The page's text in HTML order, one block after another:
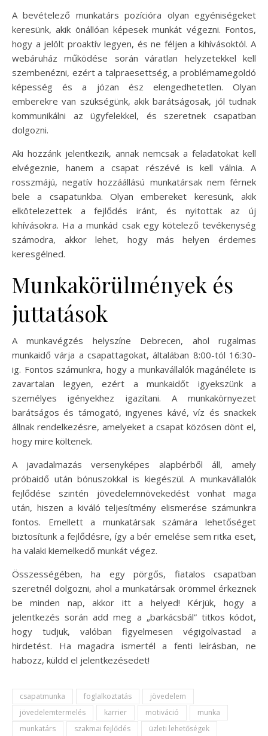
A bevételező munkatárs pozícióra olyan egyéniségeket
keresünk, akik önállóan képesek munkát végezni. Fontos,
hogy a jelölt proaktív legyen, és ne féljen a kihívásoktól. A
webáruház működése során váratlan helyzetekkel kell
szembenézni, ezért a talpraesettség, a problémamegoldó
képesség és a józan ész elengedhetetlen. Olyan
emberekre van szükségünk, akik barátságosak, jól tudnak
kommunikálni az ügyfelekkel, és szeretnek csapatban
dolgozni.
Aki hozzánk jelentkezik, annak nemcsak a feladatokat kell
elvégeznie, hanem a csapat részévé is kell válnia. A
rosszmájú, negatív hozzáállású munkatársak nem férnek
bele a csapatunkba. Olyan embereket keresünk, akik
elkötelezettek a fejlődés iránt, és nyitottak az új
kihívásokra. Ha a munkád csak egy kötelező tevékenység
számodra, akkor lehet, hogy más helyen érdemes
keresgélned.
Munkakörülmények és
juttatások
A munkavégzés helyszíne Debrecen, ahol rugalmas
munkaidő várja a csapattagokat, általában 8:00-tól 16:30-
ig. Fontos számunkra, hogy a munkavállalók magánélete is
zavartalan legyen, ezért a munkaidőt igyekszünk a
személyes igényekhez igazítani. A munkakörnyezet
barátságos és támogató, ingyenes kávé, víz és snackek
állnak rendelkezésre, amelyeket a csapat közösen dönt el,
hogy mire költenek.
A javadalmazás versenyképes alapbérből áll, amely
próbaidő után bónuszokkal is kiegészül. A munkavállalók
fejlődése szintén jövedelemnövekedést vonhat maga
után, hiszen a kiváló teljesítmény elismerése számunkra
fontos. Emellett a munkatársak számára lehetőséget
biztosítunk a fejlődésre, így a bér emelése sem ritka eset,
ha valaki kiemelkedő munkát végez.
Összességében, ha egy pörgős, fiatalos csapatban
szeretnél dolgozni, ahol a munkatársak örömmel érkeznek
be minden nap, akkor itt a helyed! Kérjük, hogy a
jelentkezés során add meg a „barkácsbál” titkos kódot,
hogy tudjuk, valóban figyelmesen végigolvastad a
hirdetést. Ha magadra ismertél a fenti leírásban, ne
habozz, küldd el jelentkezésedet!
csapatmunka foglalkoztatás
jövedelem
jövedelemtermelés
karrier motiváció
munka
munkatárs
szakmai fejlődés üzleti lehetőségek